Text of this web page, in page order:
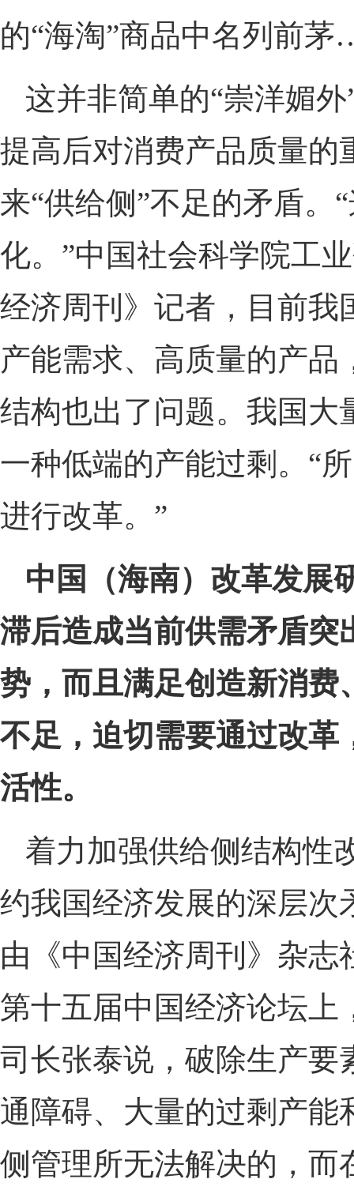
的“海淘”商品中名列前
这并非简单的“崇洋媚
提高后对消费产品质量的
来“供给侧”不足的矛盾。
化。”中国社会科学院工
经济周刊》记者，目前我
产能需求、高质量的产
结构也出了问题。我国大
一种低端的产能过剩。“
进行改革。”
中国（海南）改革发展
滞后造成当前供需矛盾突
势，而且满足创造新消费
不足，迫切需要通过改革
活性。
着力加强供给侧结构性
约我国经济发展的深层次
由《中国经济周刊》杂
第十五届中国经济论坛上
司长张泰说，破除生产要
通障碍、大量的过剩产能
侧管理所无法解决的，而